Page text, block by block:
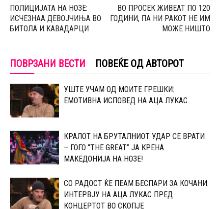
ПОЛИЦИЈАТА НА НОЗЕ:
ИСЧЕЗНАА ДЕВОЈЧИЊА ВО
БИТОЛА И КАВАДАРЦИ
ВО ПРОСЕК ЖИВЕАТ ПО 120
ГОДИНИ, ПА НИ РАКОТ НЕ ИМ
МОЖЕ НИШТО
ПОВРЗАНИ ВЕСТИ ПОВЕЌЕ ОД АВТОРОТ
УШТЕ УЧАМ ОД МОИТЕ ГРЕШКИ:
ЕМОТИВНА ИСПОВЕД НА АЦА ЛУКАС
КРАЛОТ НА БРУТАЛНИОТ УДАР СЕ ВРАТИ
– ГОГО “THE GREAT” ЈА КРЕНА
МАКЕДОНИЈА НА НОЗЕ!
СО РАДОСТ ЌЕ ПЕАМ БЕСПАРИ ЗА КОЧАНИ:
ИНТЕРВЈУ НА АЦА ЛУКАС ПРЕД
КОНЦЕРТОТ ВО СКОПЈЕ